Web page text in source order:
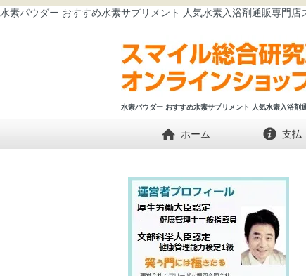
水素パウダー おすすめ水素サプリメント 人気水素入浴剤通販専門店
水素パウダー おすすめ水素サプリメント 人気水素入浴剤
ホーム 支払